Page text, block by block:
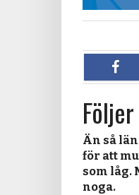
på
Än så
för att
som låg.
noga.